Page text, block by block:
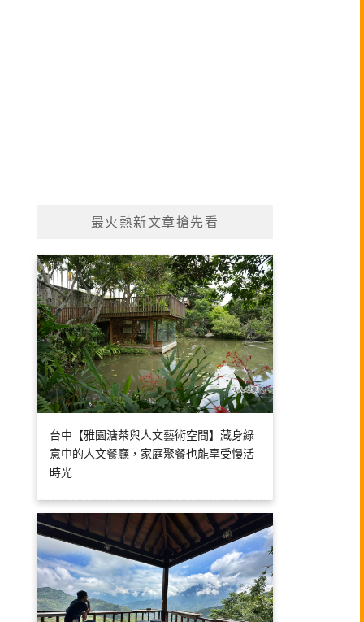
最火熱新文章搶先看
台中【雅園溏茶與人文藝術空間】藏身綠
意中的人文餐廳，家庭聚餐也能享受慢活
時光